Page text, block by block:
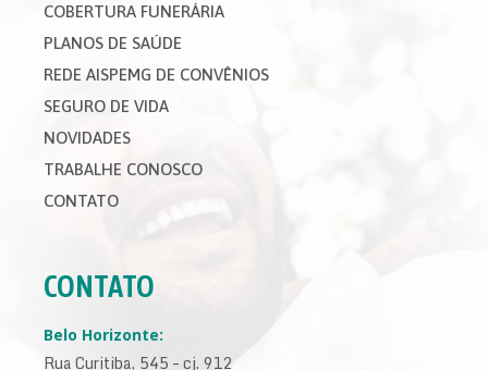
COBERTURA FUNERÁRIA
PLANOS DE SAÚDE
REDE AISPEMG DE CONVÊNIOS
SEGURO DE VIDA
NOVIDADES
TRABALHE CONOSCO
CONTATO
CONTATO
Belo Horizonte:
Rua Curitiba, 545 – cj. 912